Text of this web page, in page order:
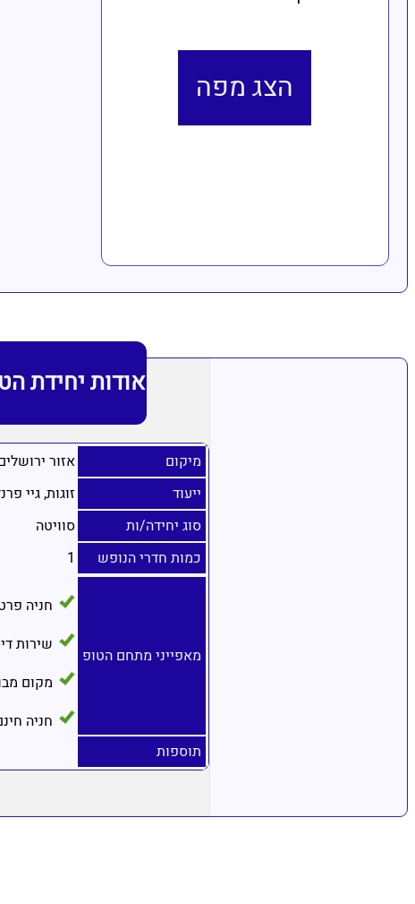
הצג מפה
אודות יחידת
מיקום אזור
ייעוד
זוגות, גיי
סוג יחידה/ות
סוויטה
כמות חדרי הנופש
1
מאפייני מתחם הטופ
חניה
שירות
מקום
חניה
תוספות